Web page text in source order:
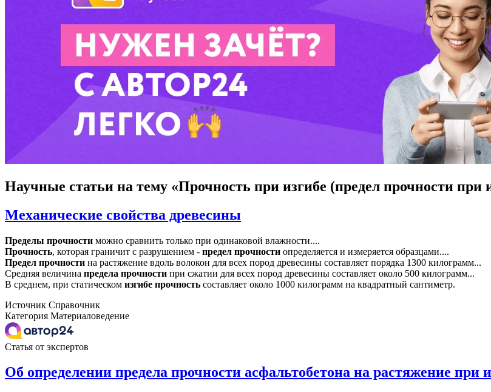
Научные статьи на тему «Прочность при изгибе (предел прочности при
Механические свойства древесины
Пределы прочности можно сравнить только при одинаковой влажности....
Прочность, которая граничит с разрушением - предел прочности определяется и измеряется образцами....
Предел прочности на растяжение вдоль волокон для всех пород древесины составляет порядка 1300 килограмм...
Средняя величина предела прочности при сжатии для всех пород древесины составляет около 500 килограмм...
В среднем, при статическом изгибе прочность составляет около 1000 килограмм на квадратный сантиметр.
Источник Справочник
Категория Материаловедение
Статья от экспертов
Об определении предела прочности асфальтобетона на растяжение при